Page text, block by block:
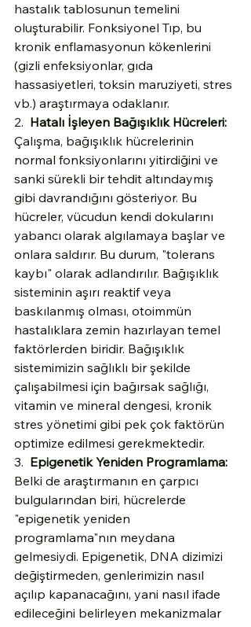
hastalık tablosunun temelini
oluşturabilir. Fonksiyonel Tıp, bu
kronik enflamasyonun kökenlerini
(gizli enfeksiyonlar, gıda
hassasiyetleri, toksin maruziyeti, stres
vb.) araştırmaya odaklanır.
2. Hatalı İşleyen Bağışıklık Hücreleri:
Çalışma, bağışıklık hücrelerinin
normal fonksiyonlarını yitirdiğini ve
sanki sürekli bir tehdit altındaymış
gibi davrandığını gösteriyor. Bu
hücreler, vücudun kendi dokularını
yabancı olarak algılamaya başlar ve
onlara saldırır. Bu durum, "tolerans
kaybı" olarak adlandırılır. Bağışıklık
sisteminin aşırı reaktif veya
baskılanmış olması, otoimmün
hastalıklara zemin hazırlayan temel
faktörlerden biridir. Bağışıklık
sistemimizin sağlıklı bir şekilde
çalışabilmesi için bağırsak sağlığı,
vitamin ve mineral dengesi, kronik
stres yönetimi gibi pek çok faktörün
optimize edilmesi gerekmektedir.
3. Epigenetik Yeniden Programlama:
Belki de araştırmanın en çarpıcı
bulgularından biri, hücrelerde
"epigenetik yeniden
programlama"nın meydana
gelmesiydi. Epigenetik, DNA dizimizi
değiştirmeden, genlerimizin nasıl
açılıp kapanacağını, yani nasıl ifade
edileceğini belirleyen mekanizmalar